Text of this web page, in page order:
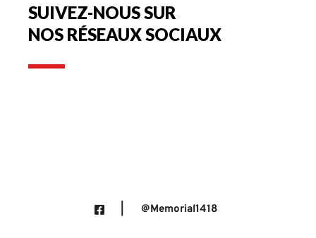
SUIVEZ-NOUS SUR
NOS RÉSEAUX SOCIAUX
| @Memorial1418